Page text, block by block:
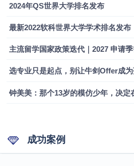
2024年QS世界大学排名发布
最新2022软科世界大学学术排名发布
主流留学国家政策迭代｜2027 申请
选专业只是起点，别让牛剑Offer成
成功案例